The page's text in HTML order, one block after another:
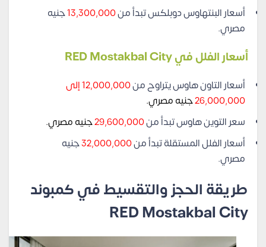
أسعار البنتهاوس دوبلكس تبدأ من13,300,000جنيه
مصري.
أسعار الفلل في RED Mostakbal City
أسعار التاون هاوس يتراوح من
12,000,000 إلى
26,000,000جنيه مصري.
سعر التوين هاوس تبدأ من29,600,000جنيه مصري.
أسعار الفلل المستقلة تبدأ من32,000,000جنيه
مصري.
طريقة الحجز والتقسيط في كمبوند
RED Mostakbal City